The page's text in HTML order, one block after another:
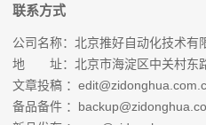
联系方式
公司名称：北京推好自动化技术有
地 址：北京市海淀区中关村东
文章投稿 ：
备品备件 ：